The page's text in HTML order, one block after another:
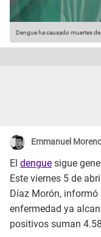
Dengue ha causado muertes
Emmanuel
El dengue sigue
Este viernes 5 de
Díaz Morón,
enfermedad ya
positivos suman